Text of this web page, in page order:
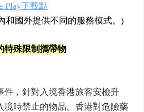
Play下載點
和國外提供不同的服務模式。)
特殊限制攜帶物
件，針對入境香港旅客安檢升
境時禁止的物品。香港對危險藥